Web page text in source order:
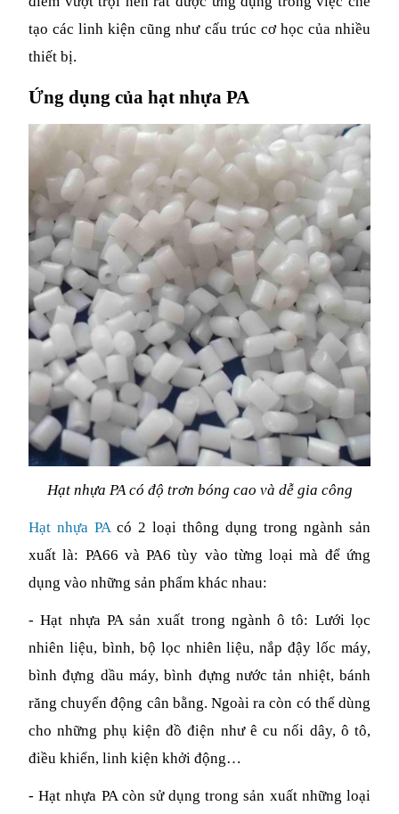
tạo các linh kiện cũng như cấu trúc cơ học của nhiều
thiết bị.
Ứng dụng của hạt nhựa PA
Hạt nhựa PA có độ trơn bóng cao và dễ gia công
Hạt nhựa PA có 2 loại thông dụng trong ngành sản
xuất là: PA66 và PA6 tùy vào từng loại mà để ứng
dụng vào những sản phẩm khác nhau:
- Hạt nhựa PA sản xuất trong ngành ô tô: Lưới lọc
nhiên liệu, bình, bộ lọc nhiên liệu, nắp đậy lốc máy,
bình đựng dầu máy, bình đựng nước tản nhiệt, bánh
răng chuyển động cân bằng. Ngoài ra còn có thể dùng
cho những phụ kiện đồ điện như ê cu nối dây, ô tô,
điều khiển, linh kiện khởi động…
- Hạt nhựa PA còn sử dụng trong sản xuất những loại